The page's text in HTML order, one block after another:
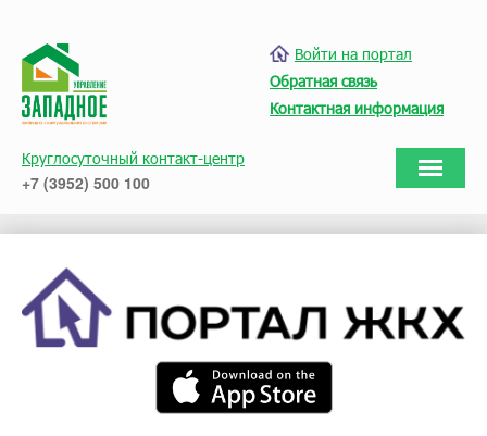
Войти на портал
Обратная связь
Контактная информация
Круглосуточный контакт-центр
+7 (3952) 500 100